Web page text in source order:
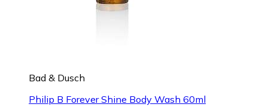
Bad & Dusch
Philip B Forever Shine Body Wash 60ml